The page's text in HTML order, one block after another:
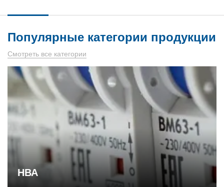
Популярные категории продукции
Смотреть все категории
НВА